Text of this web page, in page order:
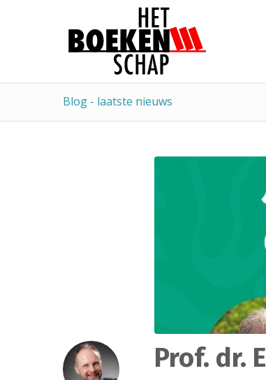
Blog - laatste nieuws
Prof. dr.